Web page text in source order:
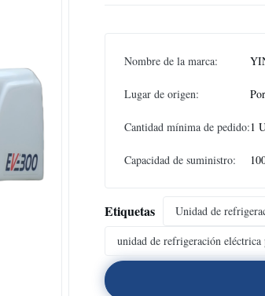
Nombre de la marca:
Lugar de origen:
Cantidad mínima de pedido:1
Capacidad de suministro:
Etiquetas Unidad de
unidad de refrigeración eléctrica